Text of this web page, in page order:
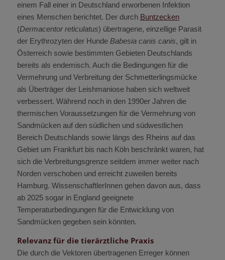
einem Fall einer in Deutschland erworbenen Infektion
eines Menschen berichtet. Der durch Buntzecken
(Dermacentor reticulatus) übertragene, einzellige Parasit
der Erythrozyten der Hunde Babesia canis canis, gilt in
Österreich sowie bestimmten Gebieten Deutschlands
bereits als endemisch. Auch die Bedingungen für die
Vermehrung und Verbreitung der Schmetterlingsmücke
als Überträger der Leishmaniose haben sich weltweit
verbessert. Während noch in den 1990er Jahren die
thermischen Voraussetzungen für die Vermehrung von
Sandmücken auf den südlichen und südwestlichen
Bereich Deutschlands sowie längs des Rheins auf das
Gebiet um Frankfurt bis nach Köln beschränkt waren, hat
sich die Verbreitungsgrenze seitdem immer weiter nach
Norden verschoben und erreicht zuweilen bereits
Hamburg. WissenschaftlerInnen gehen davon aus, dass
ab 2025 sogar in England geeignete
Temperaturbedingungen für die Entwicklung von
Sandmücken gegeben sein könnten.
Relevanz für die tierärztliche Praxis
Die durch die Vektoren übertragenen Erreger können